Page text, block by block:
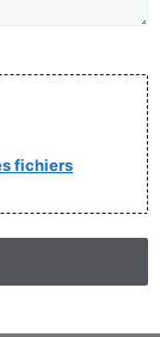
fichiers